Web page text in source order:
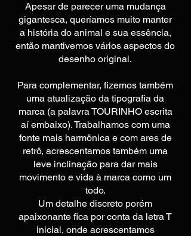
Apesar de parecer uma mudança
gigantesca, queríamos muito manter
a história do animal e sua essência,
então mantivemos vários aspectos do
desenho original.
Para complementar, fizemos também
uma atualização da tipografia da
marca (a palavra TOURINHO escrita
aí embaixo). Trabalhamos com uma
fonte mais harmônica e com ares de
retrô, acrescentamos também uma
leve inclinação para dar mais
movimento e vida à marca como um
todo.
Um detalhe discreto porém
apaixonante fica por conta da letra T
inicial, onde acrescentamos